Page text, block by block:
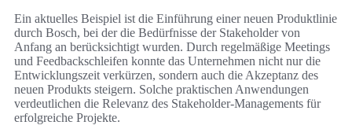
Ein aktuelles Beispiel ist die Einführung einer neuen Produktlinie
durch Bosch, bei der die Bedürfnisse der Stakeholder von
Anfang an berücksichtigt wurden. Durch regelmäßige Meetings
und Feedbackschleifen konnte das Unternehmen nicht nur die
Entwicklungszeit verkürzen, sondern auch die Akzeptanz des
neuen Produkts steigern. Solche praktischen Anwendungen
verdeutlichen die Relevanz des Stakeholder-Managements für
erfolgreiche Projekte.